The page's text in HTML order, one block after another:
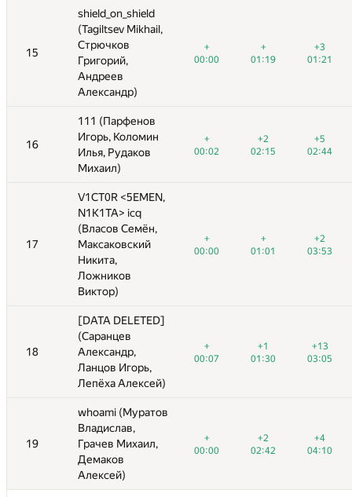
15
shield_on_shield
(Tagiltsev Mikhail,
Стрючков
Григорий,
Андреев
Александр)
+
00:00
+
01:19
+3
01:21
16
111 (Парфенов
Игорь, Коломин
Илья, Рудаков
Михаил)
+
00:02
+2
02:15
+5
02:44
17
V1CT0R <5EMEN,
N1K1TA> icq
(Власов Семён,
Максаковский
Никита,
Ложников
Виктор)
+
00:00
+
01:01
+2
03:53
18
[DATA DELETED]
(Саранцев
Александр,
Ланцов Игорь,
Лепёха Алексей)
+
00:07
+1
01:30
+13
03:05
19
whoami (Муратов
Владислав,
Грачев Михаил,
Демаков
Алексей)
+
00:00
+2
02:42
+4
04:10
+
00:00
+
01:19
+
04:34
−2
04:59
+2
02:21
+
00:02
+2
02:15
+5
02:44
+1
01:24
—
+1
01:15
+
00:00
01:01
+2
03:53
—
−7
04:59
+
03:20
+
00:07
01:30
—
−1
04:59
+6
03:53
+
00:00
02:42
04:10
—
+6
03:06
+1
02:19
15
shield_on_shield
(Tagiltsev Mikhail,
Стрючков
Григорий,
Андреев
Александр)
+
00:00
+
01:19
+3
01:21
16
111 (Парфенов
Игорь, Коломин
Илья, Рудаков
Михаил)
+
00:02
+2
02:15
+5
02:44
17
V1CT0R <5EMEN,
N1K1TA> icq
(Власов Семён,
Максаковский
Никита,
Ложников
Виктор)
+
00:00
+
01:01
+2
03:53
18
[DATA DELETED]
(Саранцев
Александр,
Ланцов Игорь,
Лепёха Алексей)
+
00:07
+1
01:30
+13
03:05
19
whoami (Муратов
Владислав,
Грачев Михаил,
Демаков
Алексей)
+
00:00
+2
02:42
+4
04:10